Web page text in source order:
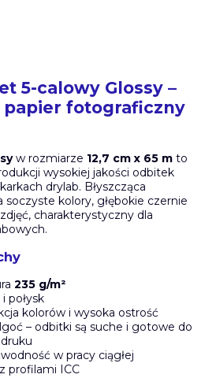
5-calowy Glossy –
fotograficzny
w rozmiarze 12,7 cm x 65 m to
wysokiej jakości odbitek
drylab. Błyszcząca
kolory, głębokie czernie
charakterystyczny dla
235 g/m²
połysk
kolorów i wysoka ostrość
– odbitki są suche i gotowe do
w pracy ciągłej
profilami ICC